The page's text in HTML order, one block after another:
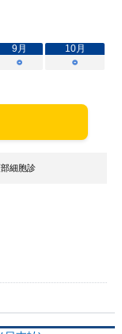
9月 10月
○ ○
細胞診